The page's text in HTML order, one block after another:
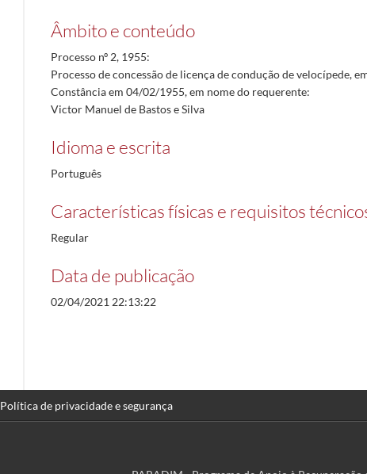
Âmbito e conteúdo
Processo nº 2, 1955:
Processo de concessão de licença de condução de velocípede,
Constância em 04/02/1955, em nome do requerente:
Victor Manuel de Bastos e Silva
Idioma e escrita
Português
Características físicas e requisitos
Regular
Data de publicação
02/04/2021 22:13:22
Política de privacidade e segurança